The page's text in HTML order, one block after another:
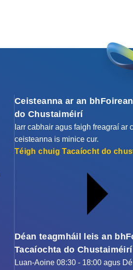
Ceisteanna ar an
do Chustaiméirí
Iarr cabhair agus faigh freagraí ar
ceisteanna is minice cur.
Téigh chuig Tacaíocht do
Déan teagmháil leis an
Tacaíochta do Chustaiméirí
Luan-Aoine 08:30 - 18:00 agus